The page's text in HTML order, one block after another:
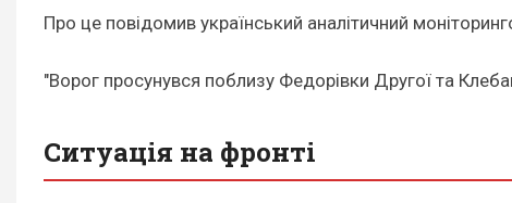
Про це повідомив український аналітичний
"Ворог просунувся поблизу Федорівки Другої та
Ситуація на фронті